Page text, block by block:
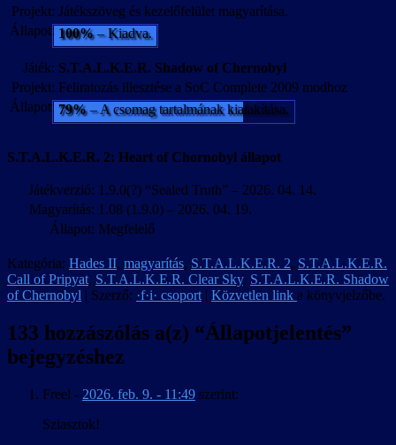
Projekt: Játékszöveg és kezelőfelület magyarítása.
Állapot: 100%– Kiadva.
Játék: S.T.A.L.K.E.R. Shadow of Chernobyl
Projekt: Feliratozás illesztése a SoC Complete 2009 modhoz
Állapot: 79%– A csomag tartalmának kialakítása.
S.T.A.L.K.E.R. 2: Heart of Chornobyl állapot
Játékverzió: 1.9.0(?) “Sealed Truth” – 2026. 04. 14.
Magyarítás: 1.08 (1.9.0) – 2026. 04. 19.
Állapot: Megfelelő
Kategória: Hades II, magyarítás, S.T.A.L.K.E.R. 2, S.T.A.L.K.E.R.
Call of Pripyat, S.T.A.L.K.E.R. Clear Sky, S.T.A.L.K.E.R. Shadow
of Chernobyl | Szerző: ·f·i· csoport | Közvetlen link a könyvjelzőbe.
133 hozzászólás a(z) “Állapotjelentés”
bejegyzéshez
Freel - 2026. feb. 9. - 11:49 szerint:
Sziasztok!